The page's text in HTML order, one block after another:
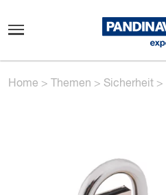
Home > Themen > Sicherheit >